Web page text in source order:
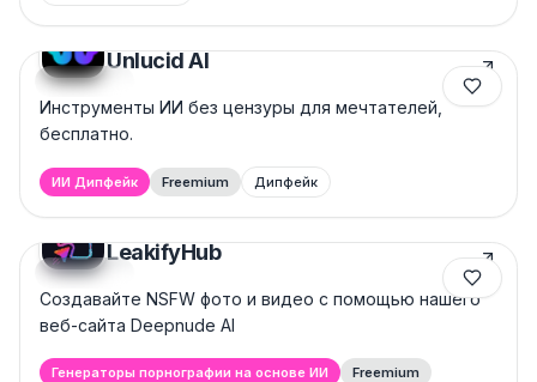
Featured
Unlucid AI
Инструменты ИИ без цензуры для мечтателей,
бесплатно.
ИИ Дипфейк Freemium Дипфейк
Featured
LeakifyHub
Создавайте NSFW фото и видео с помощью нашего
веб-сайта Deepnude AI
Генераторы порнографии на основе ИИ
Freemium